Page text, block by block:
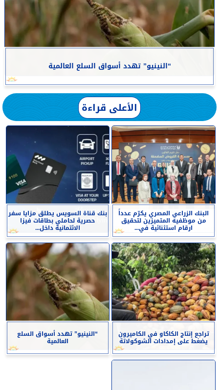
“النينيو” تهدد أسواق السلع العالمية
الأعلى قراءة
البنك الزراعي المصري يكرّم عدداً
من موظفيه المتميزين لتحقيق
ارقام استثنائية في...
بنك قناة السويس يطلق مزايا سفر
حصرية لحاملي بطاقات فيزا
الائتمانية داخل...
تراجع إنتاج الكاكاو في الكاميرون
يضغط على إمدادات الشوكولاتة
“النينيو” تهدد أسواق السلع
العالمية